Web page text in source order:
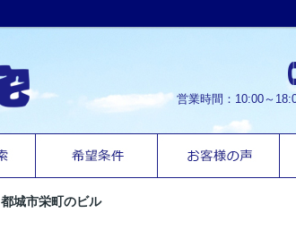
営業時間：10:00～
都城市栄町のビル